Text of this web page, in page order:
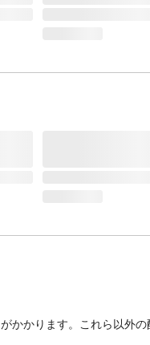
かかります。これら以外